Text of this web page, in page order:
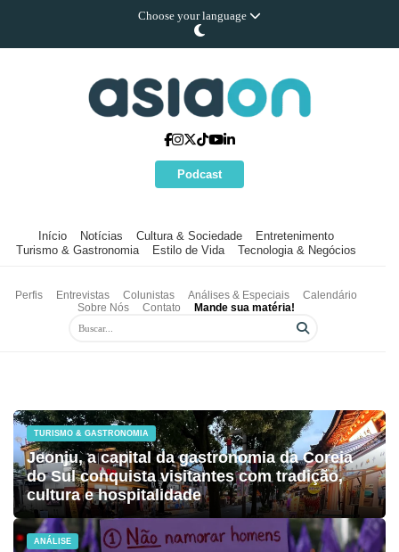
Choose your language
Podcast
Início Notícias Cultura & Sociedade
Entretenimento
Turismo & Gastronomia
Estilo de Vida Tecnologia & Negócios
Perfis Entrevistas Colunistas Análises & Especiais
Calendário
Sobre Nós
Contato Mande sua matéria!
TURISMO & GASTRONOMIA
Jeonju, a capital da gastronomia da Coreia
do Sul conquista visitantes com tradição,
cultura e hospitalidade
ANÁLISE